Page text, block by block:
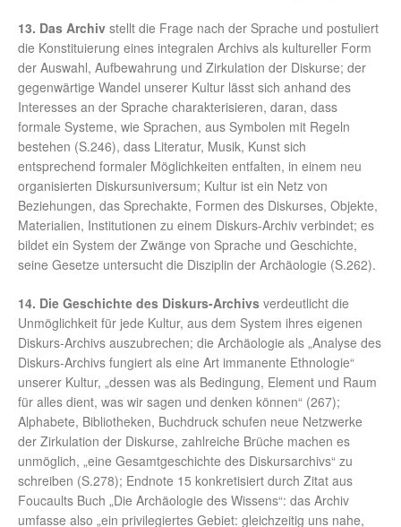
13. Das Archiv stellt die Frage nach der Sprache und postuliert
die Konstituierung eines integralen Archivs als kultureller Form
der Auswahl, Aufbewahrung und Zirkulation der Diskurse; der
gegenwärtige Wandel unserer Kultur lässt sich anhand des
Interesses an der Sprache charakterisieren, daran, dass
formale Systeme, wie Sprachen, aus Symbolen mit Regeln
bestehen (S.246), dass Literatur, Musik, Kunst sich
entsprechend formaler Möglichkeiten entfalten, in einem neu
organisierten Diskursuniversum; Kultur ist ein Netz von
Beziehungen, das Sprechakte, Formen des Diskurses, Objekte,
Materialien, Institutionen zu einem Diskurs-Archiv verbindet; es
bildet ein System der Zwänge von Sprache und Geschichte,
seine Gesetze untersucht die Disziplin der Archäologie (S.262).
14. Die Geschichte des Diskurs-Archivs verdeutlicht die
Unmöglichkeit für jede Kultur, aus dem System ihres eigenen
Diskurs-Archivs auszubrechen; die Archäologie als „Analyse des
Diskurs-Archivs fungiert als eine Art immanente Ethnologie“
unserer Kultur, „dessen was als Bedingung, Element und Raum
für alles dient, was wir sagen und denken können“ (267);
Alphabete, Bibliotheken, Buchdruck schufen neue Netzwerke
der Zirkulation der Diskurse, zahlreiche Brüche machen es
unmöglich, „eine Gesamtgeschichte des Diskursarchivs“ zu
schreiben (S.278); Endnote 15 konkretisiert durch Zitat aus
Foucaults Buch „Die Archäologie des Wissens“: das Archiv
umfasse also „ein privilegiertes Gebiet: gleichzeitig uns nahe,